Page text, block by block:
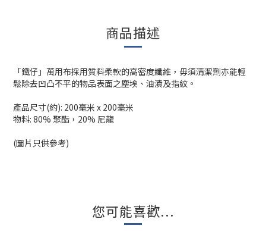
商品描述
「鐵仔」萬用布採用質料柔軟的高密度纖維，毋須清潔劑亦能輕
鬆除去凹凸不平的物品表面之塵埃、油漬及指紋。
產品尺寸(約): 200毫米 x 200毫米
物料: 80% 聚酯，20% 尼龍
(圖片只供參考)
您可能喜歡...